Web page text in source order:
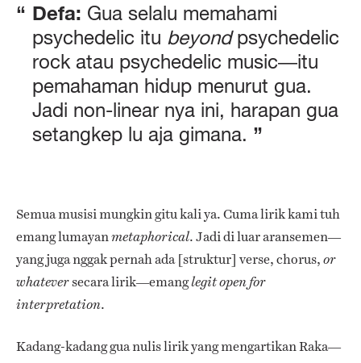
Defa: Gua selalu memahami
psychedelic itu beyondpsychedelic
rock atau psychedelic music—itu
pemahaman hidup menurut gua.
Jadi non-linear nya ini, harapan gua
setangkep lu aja gimana.
Semua musisi mungkin gitu kali ya. Cuma lirik kami tuh
emang lumayanmetaphorical. Jadi di luar aransemen—
yang juga nggak pernah ada [struktur] verse, chorus, or
whateversecara lirik—emanglegit open for
interpretation.
Kadang-kadang gua nulis lirik yang mengartikan Raka—